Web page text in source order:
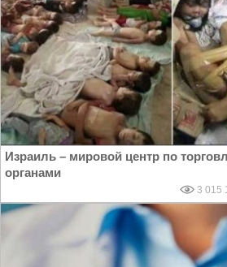
Израиль – мировой центр по
органами
3 015